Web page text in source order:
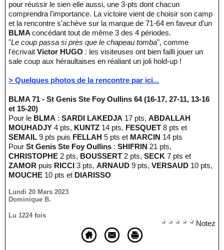
pour réussir le sien elle aussi, une 3-pts dont chacun
comprendra l'importance. La victoire vient de choisir son camp
et la rencontre s'achève sur la marque de 71-64 en faveur d'un
BLMA concédant tout de même 3 des 4 périodes.
"Le coup passa si près que le chapeau tomba", comme
l'écrivait Victor HUGO : les visiteuses ont bien failli jouer un
sale coup aux héraultaises en réaliant un joli hold-up !
> Quelques photos de la rencontre par ici...
BLMA 71 - St Genis Ste Foy Oullins 64 (16-17, 27-11, 13-16
et 15-20)
Pour le BLMA : SARDI LAKEDJA 17 pts, ABDALLAH
MOUHADJY 4 pts, KUNTZ 14 pts, FESQUET 8 pts et
SEMAIL 9 pts puis FELLAH 5 pts et MARCIN 14 pts
Pour St Genis Ste Foy Oullins : SHIFRIN 21 pts,
CHRISTOPHE 2 pts, BOUSSERT 2 pts, SECK 7 pts et
ZAMOR puis RICCI 3 pts, ARNAUD 9 pts, VERSAUD 10 pts,
MOUCHE 10 pts et DIARISSO
Lundi 20 Mars 2023
Dominique B.
Lu 1224 fois
Notez